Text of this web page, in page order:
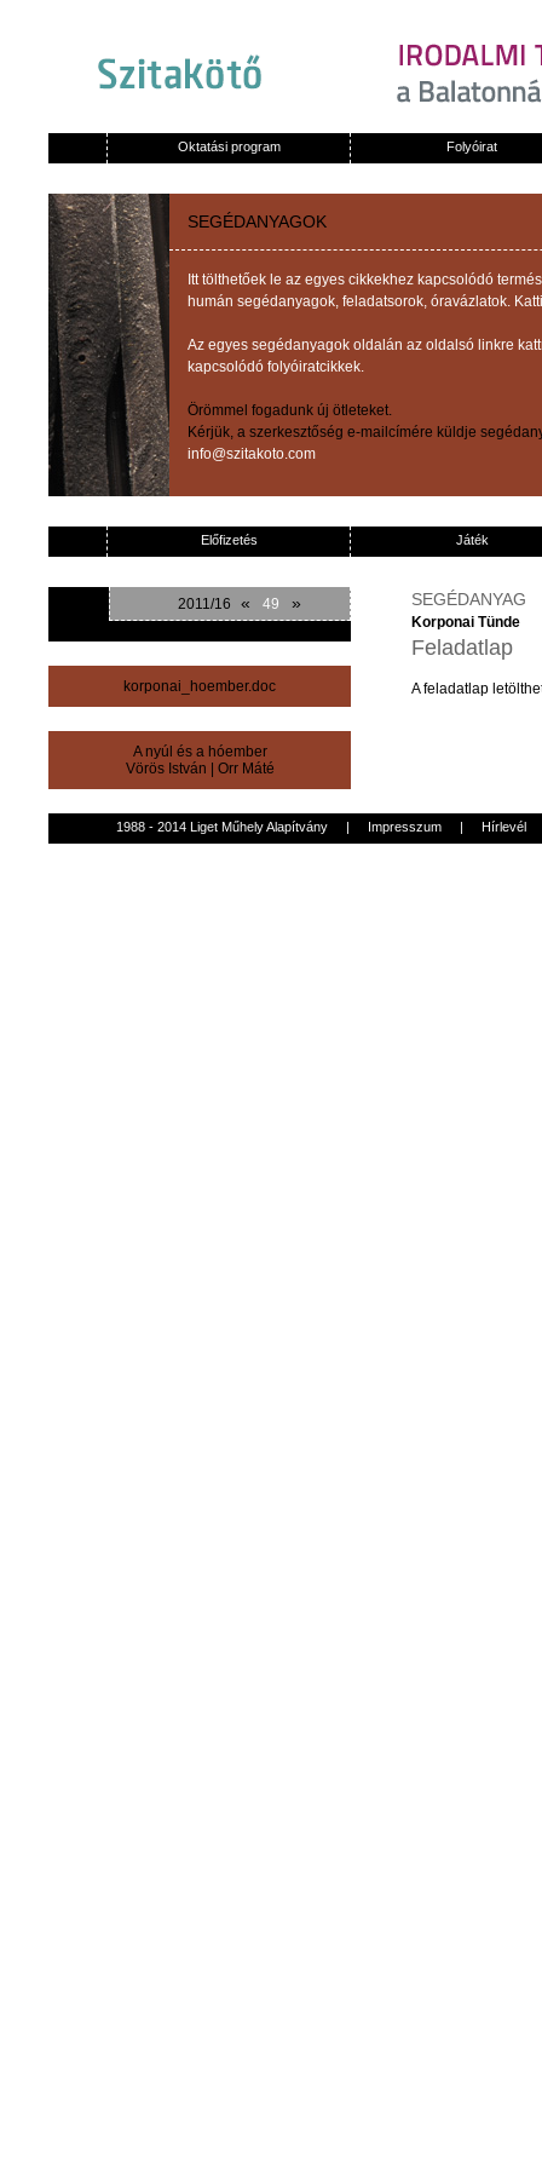
Oktatási program Folyóirat
SEGÉDANYAGOK
Itt tölthetőek le az egyes cikkekhez kapcsolódó
humán segédanyagok, feladatsorok, óravázlatok.
Az egyes segédanyagok oldalán az oldalsó linkre
kapcsolódó folyóiratcikkek.
Örömmel fogadunk új ötleteket.
Kérjük, a szerkesztőség e-mailcímére küldje
info@szitakoto.com
Előfizetés Játék
2011/16 « 49 »
korponai_hoember.doc
A nyúl és a hóember
Vörös István
Orr Máté
SEGÉDANYAG
Korponai Tünde
Feladatlap
Afeladatlap
1988 - 2014 Liget Műhely Alapítvány | Impresszum | Hírlevél